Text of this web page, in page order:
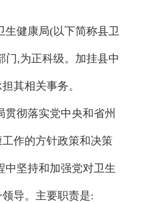
生健康局(以下简称县卫
门,为正科级。加挂县中
其相关事务。
贯彻落实党中央和省州
作的方针政策和决策
中坚持和加强党对卫生
导。主要职责是: